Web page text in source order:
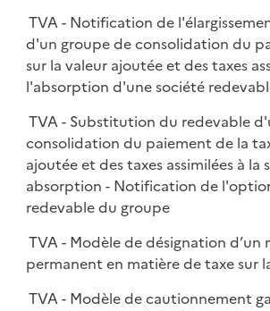
TVA - Notification de
d'un groupe de consolidation du
sur la valeur ajoutée et des taxes
l'absorption d'une société
TVA - Substitution du redevable
consolidation du paiement de la
ajoutée et des taxes assimilées à la
absorption - Notification de
redevable du groupe
TVA - Modèle de désignation d’un
permanent en matière de taxe sur
TVA - Modèle de cautionnement